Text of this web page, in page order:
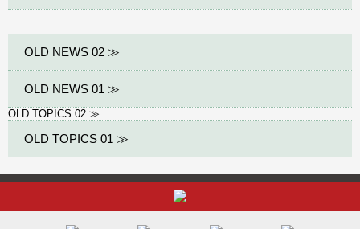
OLD NEWS 02 ≫
OLD NEWS 01 ≫
OLD TOPICS 02 ≫
OLD TOPICS 01 ≫